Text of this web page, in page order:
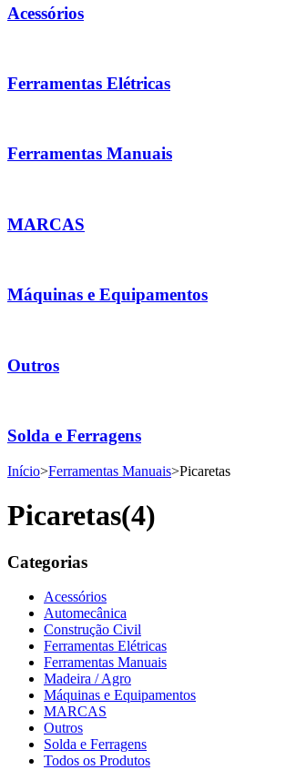
Acessórios
Ferramentas Elétricas
Ferramentas Manuais
MARCAS
Máquinas e Equipamentos
Outros
Solda e Ferragens
Início>Ferramentas Manuais>Picaretas
Picaretas(4)
Categorias
Acessórios
Automecânica
Construção Civil
Ferramentas Elétricas
Ferramentas Manuais
Madeira / Agro
Máquinas e Equipamentos
MARCAS
Outros
Solda e Ferragens
Todos os Produtos